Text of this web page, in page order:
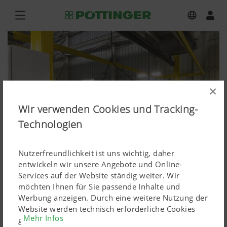
×
Wir verwenden Cookies und Tracking-
Technologien
Nutzerfreundlichkeit ist uns wichtig, daher
entwickeln wir unsere Angebote und Online-
Services auf der Website ständig weiter. Wir
möchten Ihnen für Sie passende Inhalte und
Werbung anzeigen. Durch eine weitere Nutzung der
Website werden technisch erforderliche Cookies
gesetzt. Personenbezogene Google-Marketing-
Mehr Infos
Presse
Bilddownload hochauflösend